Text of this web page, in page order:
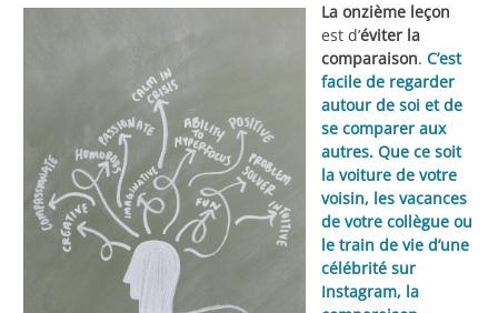
La onzième leçon
est d’éviter la
comparaison. C’est
facile de regarder
autour de soi et de
se comparer aux
autres. Que ce soit
la voiture de votre
voisin, les vacances
de votre collègue ou
le train de vie d’une
célébrité sur
Instagram, la